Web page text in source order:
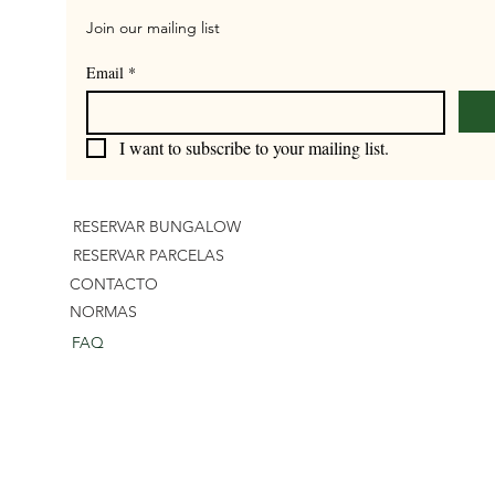
Join our mailing list
Email *
I want to subscribe to your mailing list.
RESERVAR BUNGALOW
RESERVAR PARCELAS
CONTACTO
NORMAS
FAQ